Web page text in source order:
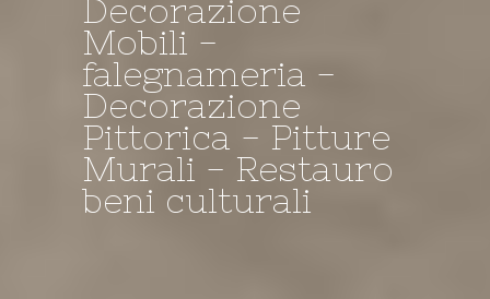
Decorazione
Mobili -
falegnameria -
Decorazione
Pittorica - Pitture
Murali - Restauro
beni culturali
Decorazione -
falegnameria -
Restauro
il Negozio della
Bottega
I NOSTRI
TINTEGGI A
CALCE....